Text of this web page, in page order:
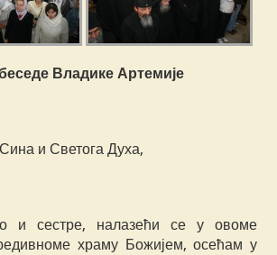
Владике Артемије
и Светога Духа,
и сестре, налазећи се у овоме
храму Божијем, осећам у